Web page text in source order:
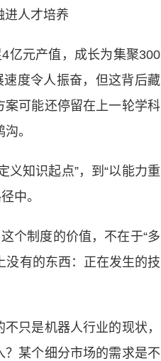
人才培养
元产值，成长为集聚300
度令人振奋，但这背后藏
可能还停留在上一轮学科
。
知识起点”，到“以能力重
中。
个制度的价值，不在于“多
没有的东西：正在发生的技
只是机器人行业的现状，
某个细分市场的需求是不